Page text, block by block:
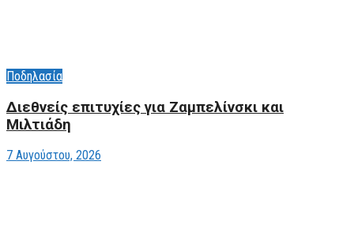
Ποδηλασία
Διεθνείς επιτυχίες για Ζαμπελίνσκι και
Μιλτιάδη
7 Αυγούστου, 2026